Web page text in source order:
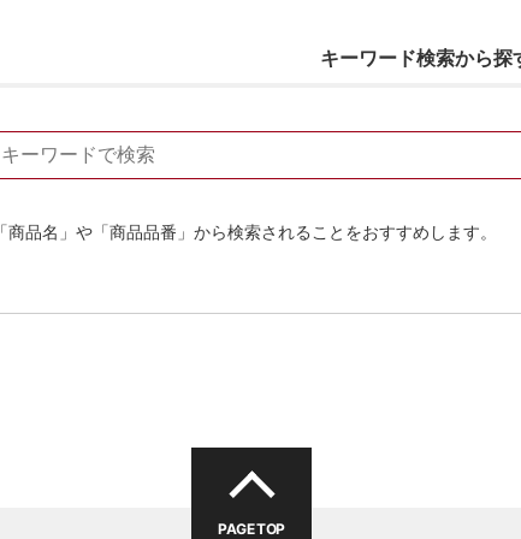
キーワード検索から探
「商品名」や「商品品番」から検索されることをおすすめします。
PAGE TOP